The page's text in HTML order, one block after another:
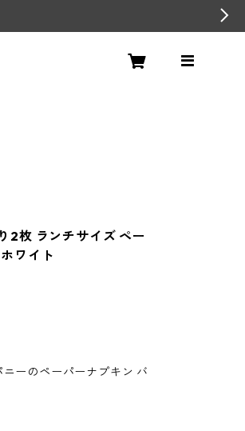
2枚 ランチサイズ ペー
ワイト
ーのペーパーナプキン バ